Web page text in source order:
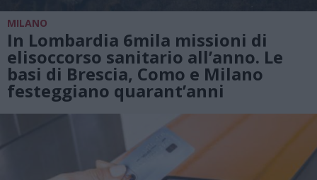
MILANO
In Lombardia 6mila missioni di
elisoccorso sanitario all’anno. Le
basi di Brescia, Como e Milano
festeggiano quarant’anni